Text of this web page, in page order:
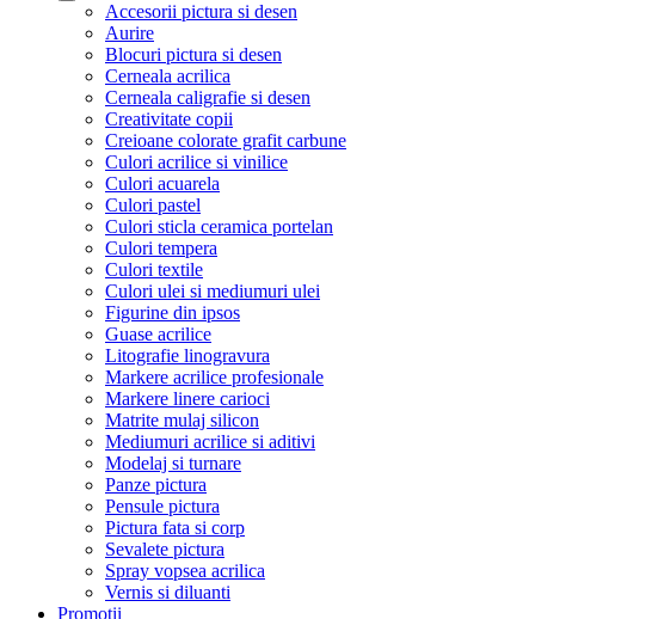
Accesorii pictura si desen
Aurire
Blocuri pictura si desen
Cerneala acrilica
Cerneala caligrafie si desen
Creativitate copii
Creioane colorate grafit carbune
Culori acrilice si vinilice
Culori acuarela
Culori pastel
Culori sticla ceramica portelan
Culori tempera
Culori textile
Culori ulei si mediumuri ulei
Figurine din ipsos
Guase acrilice
Litografie linogravura
Markere acrilice profesionale
Markere linere carioci
Matrite mulaj silicon
Mediumuri acrilice si aditivi
Modelaj si turnare
Panze pictura
Pensule pictura
Pictura fata si corp
Sevalete pictura
Spray vopsea acrilica
Vernis si diluanti
Promotii